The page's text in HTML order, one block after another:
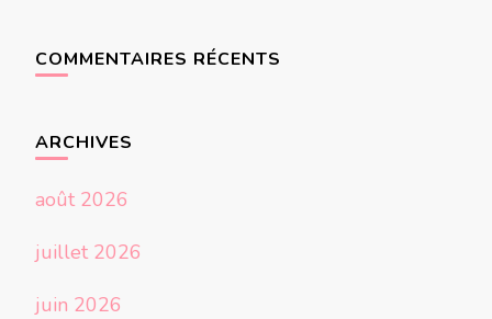
COMMENTAIRES RÉCENTS
ARCHIVES
août 2026
juillet 2026
juin 2026